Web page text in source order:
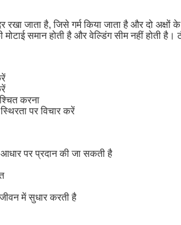
रखा जाता है, जिसे गर्म किया जाता है और दो
समान होती है और वेल्डिंग सीम नहीं होती
करना
पर विचार करें
पर प्रदान की जा सकती है
जीवन में सुधार करती है